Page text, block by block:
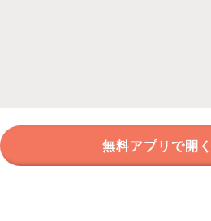
無料アプリで開く